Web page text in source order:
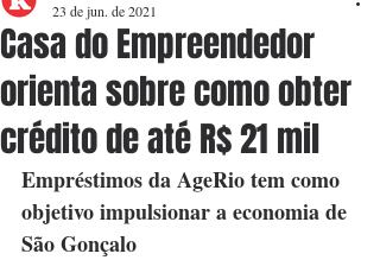
Casa do Empreendedor
orienta sobre como obter
crédito de até R$ 21 mil
23 de jun. de 2021
Empréstimos da AgeRio tem como
objetivo impulsionar a economia de
São Gonçalo